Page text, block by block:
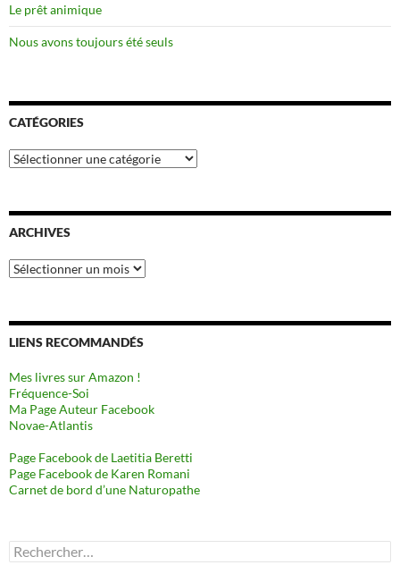
Le prêt animique
Nous avons toujours été seuls
CATÉGORIES
Catégories
ARCHIVES
Archives
LIENS RECOMMANDÉS
Mes livres sur Amazon !
Fréquence-Soi
Ma Page Auteur Facebook
Novae-Atlantis
Page Facebook de Laetitia Beretti
Page Facebook de Karen Romani
Carnet de bord d’une Naturopathe
Rechercher :